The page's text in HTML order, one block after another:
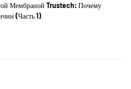
Мембраной Trustech: Почему
(Часть 1)